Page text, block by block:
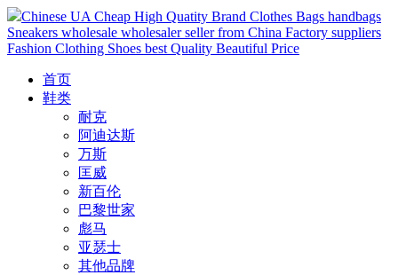
Chinese UA Cheap High Quatity Brand Clothes Bags handbags
Sneakers wholesale wholesaler seller from China Factory suppliers
Fashion Clothing Shoes best Quality Beautiful Price
首页
鞋类
耐克
阿迪达斯
万斯
匡威
新百伦
巴黎世家
彪马
亚瑟士
其他品牌